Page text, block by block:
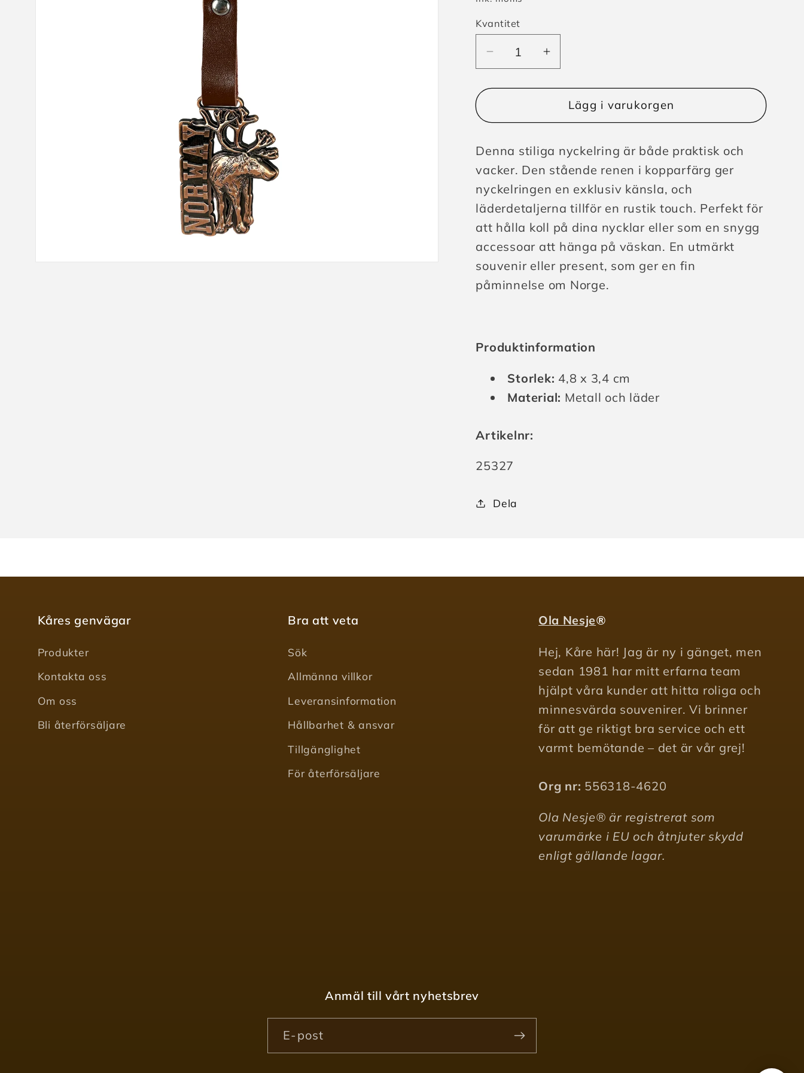
Kvantitet
Minska
kvantitet
för
Norway
Ren
Öka
kvantitet
för
Nyckelring
Norway
Ren
Lägg i varukorgen
Denna stiliga nyckelring är både praktisk och
vacker. Den stående renen i kopparfärg ger
nyckelringen en exklusiv känsla, och
läderdetaljerna tillför en rustik touch. Perfekt för
att hålla koll på dina nycklar eller som en snygg
accessoar att hänga på väskan. En utmärkt
souvenir eller present, som ger en fin
påminnelse om Norge.
Produktinformation
Storlek: 4,8 x 3,4 cm
Material: Metall och läder
Artikelnr:
Lagerhållningsenhet:
25327
Dela
Kåres genvägar
Produkter
Kontakta oss
Om oss
Bli återförsäljare
Bra att veta
Sök
Allmänna villkor
Leveransinformation
Hållbarhet & ansvar
Tillgänglighet
För återförsäljare
Ola Nesje®
Hej, Kåre här! Jag är ny i gänget, men
sedan 1981 har mitt erfarna team
hjälpt våra kunder att hitta roliga och
minnesvärda souvenirer. Vi brinner
för att ge riktigt bra service och ett
varmt bemötande – det är vår grej!
Org nr: 556318-4620
Ola Nesje® är registrerat som
varumärke i EU och åtnjuter skydd
enligt gällande lagar.
Anmäl till vårt nyhetsbrev
E-post